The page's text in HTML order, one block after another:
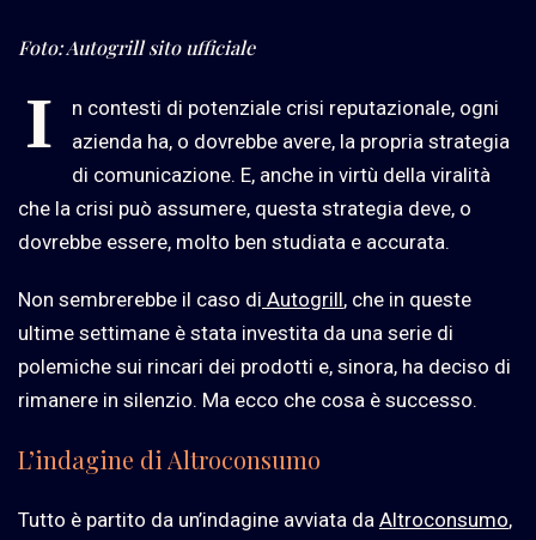
Foto: Autogrill sito ufficiale
I
n contesti di potenziale crisi reputazionale, ogni
azienda ha, o dovrebbe avere, la propria strategia
di comunicazione. E, anche in virtù della viralità
che la crisi può assumere, questa strategia deve, o
dovrebbe essere, molto ben studiata e accurata.
Non sembrerebbe il caso di Autogrill, che in queste
ultime settimane è stata investita da una serie di
polemiche sui rincari dei prodotti e, sinora, ha deciso di
rimanere in silenzio. Ma ecco che cosa è successo.
L’indagine di Altroconsumo
Tutto è partito da un’indagine avviata da Altroconsumo,